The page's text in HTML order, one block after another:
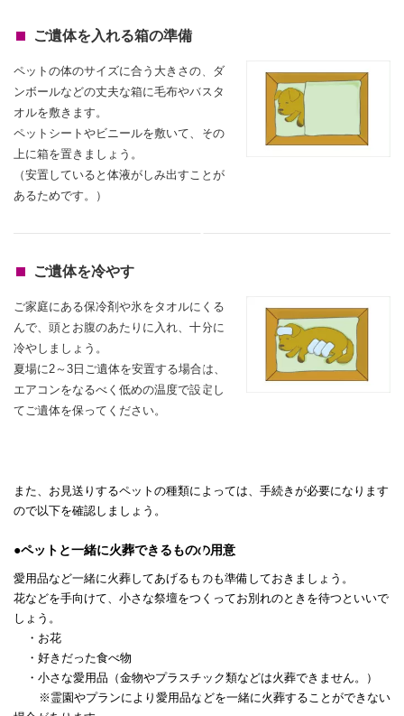
ご遺体を入れる箱の準備
ペットの体のサイズに合う大きさの、ダ
ンボールなどの丈夫な箱に毛布やバスタ
オルを敷きます。
ペットシートやビニールを敷いて、その
上に箱を置きましょう。
（安置していると体液がしみ出すことが
あるためです。）
ご遺体を冷やす
ご家庭にある保冷剤や氷をタオルにくる
んで、頭とお腹のあたりに入れ、 十分に
冷やしましょう。
夏場に2～3日ご遺体を安置する場合は、
エアコンをなるべく低めの温度で設定し
てご遺体を保ってください。
また、お見送りするペットの種類によっては、手続きが必要になります
ので以下を確認しましょう。
●ペットと一緒に火葬できるものの用意
愛用品など一緒に火葬してあげるものも準備しておきましょう。
花などを手向けて、小さな祭壇をつくってお別れのときを待つといいで
しょう。
・お花
・好きだった食べ物
・小さな愛用品（金物やプラスチック類などは火葬できません。）
※霊園やプランにより愛用品などを一緒に火葬することができない